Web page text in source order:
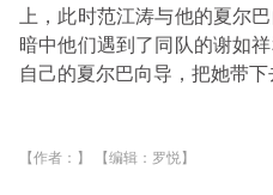
上，此时范江涛与他的夏尔
暗中他们遇到了同队的谢如
自己的夏尔巴向导，把她带
【作者：】 【编辑：罗悦】